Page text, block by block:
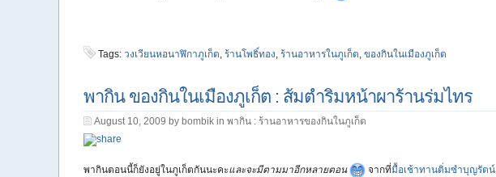
Tags: วงเวียนหอนาฬิกาภูเก็ต, ร้านโพธิ์ทอง, ร้านอาหารในภูเก็ต, ของกินในเมืองภูเก็ต
พากิน ของกินในเมืองภูเก็ต : ส้มตำริมหน้าผาร้านร่มไทร
August 10, 2009 by bombik in พากิน : ร้านอาหารของกินในภูเก็ต
พากินตอนนี้ก็ยังอยู่ในภูเก็ตกันนะคะและจะมีตามมาอีกหลายตอน จากที่มื้อเช้าทานติ่มซำบุญรัตน์